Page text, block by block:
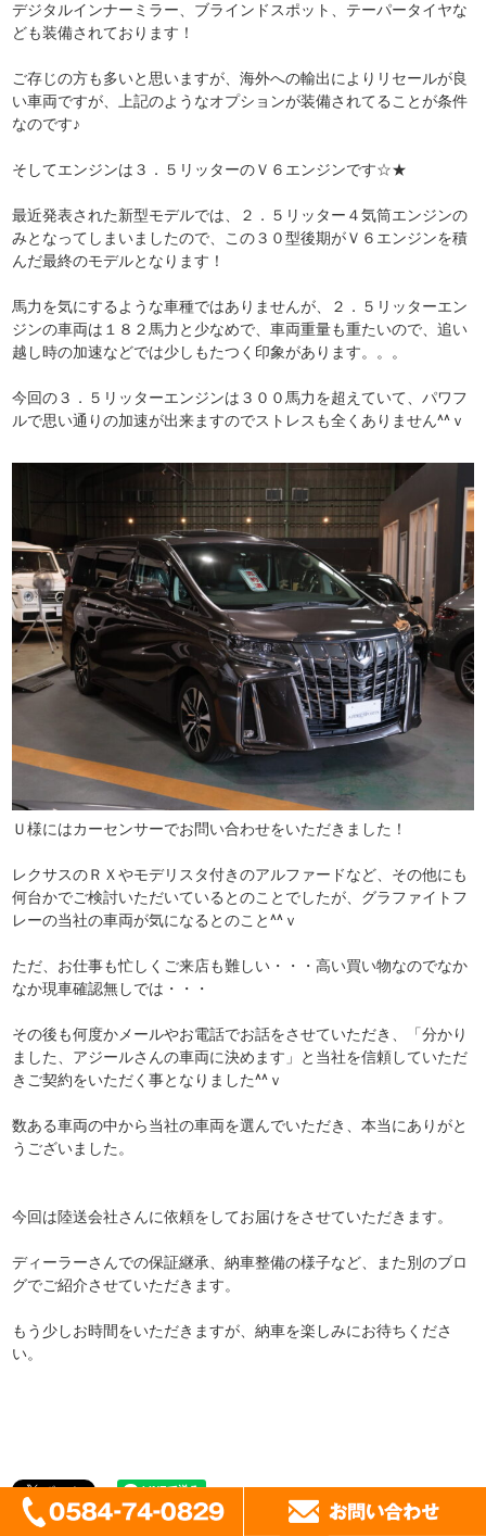
デジタルインナーミラー、ブラインドスポット、テーパータイヤな
ども装備されております！
ご存じの方も多いと思いますが、海外への輸出によりリセールが良
い車両ですが、上記のようなオプションが装備されてることが条件
なのです♪
そしてエンジンは３．５リッターのＶ６エンジンです☆★
最近発表された新型モデルでは、２．５リッター４気筒エンジンの
みとなってしまいましたので、この３０型後期がＶ６エンジンを積
んだ最終のモデルとなります！
馬力を気にするような車種ではありませんが、２．５リッターエン
ジンの車両は１８２馬力と少なめで、車両重量も重たいので、追い
越し時の加速などでは少しもたつく印象があります。。。
今回の３．５リッターエンジンは３００馬力を超えていて、パワフ
ルで思い通りの加速が出来ますのでストレスも全くありません^^ｖ
Ｕ様にはカーセンサーでお問い合わせをいただきました！
レクサスのＲＸやモデリスタ付きのアルファードなど、その他にも
何台かでご検討いただいているとのことでしたが、グラファイトフ
レーの当社の車両が気になるとのこと^^ｖ
ただ、お仕事も忙しくご来店も難しい・・・高い買い物なのでなか
なか現車確認無しでは・・・
その後も何度かメールやお電話でお話をさせていただき、「分かり
ました、アジールさんの車両に決めます」と当社を信頼していただ
きご契約をいただく事となりました^^ｖ
数ある車両の中から当社の車両を選んでいただき、本当にありがと
うございました。
今回は陸送会社さんに依頼をしてお届けをさせていただきます。
ディーラーさんでの保証継承、納車整備の様子など、また別のブロ
グでご紹介させていただきます。
もう少しお時間をいただきますが、納車を楽しみにお待ちくださ
い。